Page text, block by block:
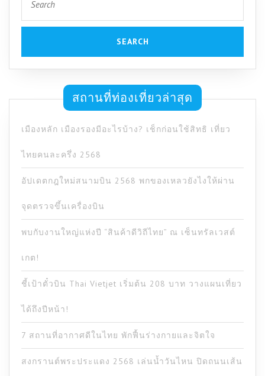
for:
สถานที่ท่องเที่ยวล่าสุด
เมืองหลัก เมืองรองมีอะไรบ้าง? เช็กก่อนใช้สิทธิ เที่ยว
ไทยคนละครึ่ง 2568
อัปเดตกฎใหม่สนามบิน 2568 พกของเหลวยังไงให้ผ่าน
จุดตรวจขึ้นเครื่องบิน
พบกับงานใหญ่แห่งปี “สินค้าดีวิถีไทย” ณ เซ็นทรัลเวสต์
เกต!
ชี้เป้าตั๋วบิน Thai Vietjet เริ่มต้น 208 บาท วางแผนเที่ยว
ได้ถึงปีหน้า!
7 สถานที่อากาศดีในไทย พักฟื้นร่างกายและจิตใจ
สงกรานต์พระประแดง 2568 เล่นน้ำวันไหน ปิดถนนเส้น